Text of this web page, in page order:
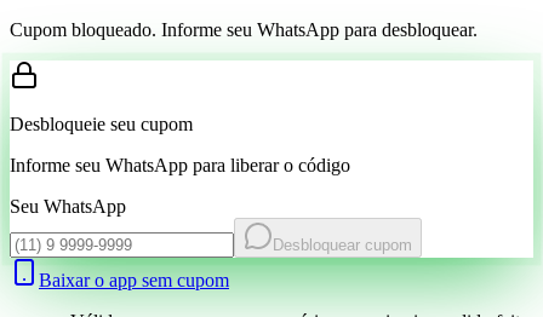
Cupom bloqueado. Informe seu WhatsApp para desbloquear.
Desbloqueie seu cupom
Informe seu WhatsApp para liberar o código
Seu WhatsApp
Desbloquear cupom
Baixar o app sem cupom